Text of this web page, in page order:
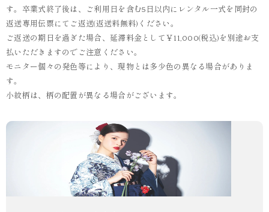
す。卒業式終了後は、ご利用日を含む5日以内にレンタル一式を同封の
返送専用伝票にてご返送(返送料無料)ください。
ご返送の期日を過ぎた場合、延滞料金として￥11,000(税込)を別途お支
払いただきますのでご注意ください。
モニター個々の発色等により、現物とは多少色の異なる場合がありま
す。
小紋柄は、柄の配置が異なる場合がございます。